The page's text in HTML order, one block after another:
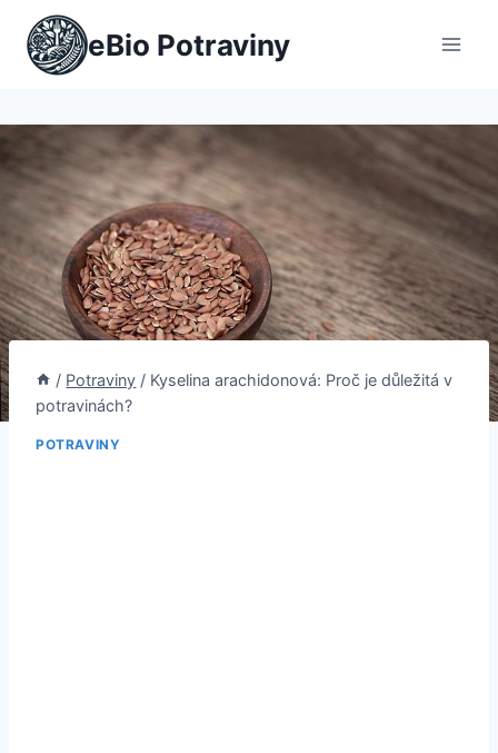
Přeskočit
obsah
eBio Potraviny
/ Potraviny / Kyselina arachidonová: Proč je důležitá v
potravinách?
POTRAVINY